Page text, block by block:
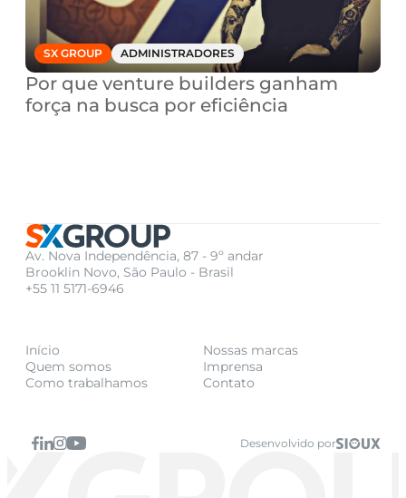
SX GROUP ADMINISTRADORES
Por que venture builders ganham
força na busca por eficiência
Av. Nova Independência, 87 - 9º andar
Brooklin Novo, São Paulo - Brasil
+55 11 5171-6946
Início
Quem somos
Como trabalhamos
Nossas marcas
Imprensa
Contato
Desenvolvido por